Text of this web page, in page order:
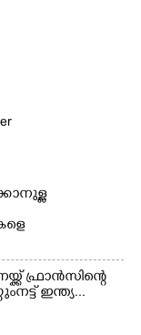
ഫ്രാൻസിന്റെ
ഇന്ത്യ...